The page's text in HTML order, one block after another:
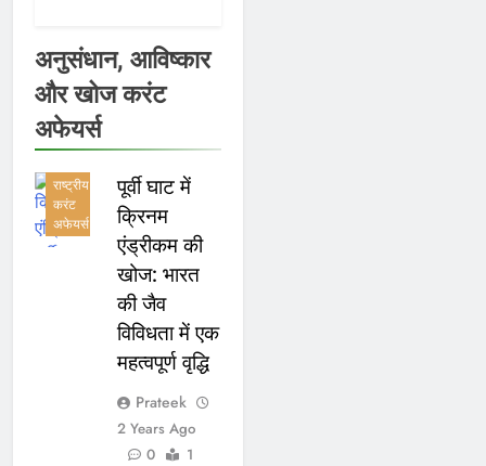
अनुसंधान, आविष्कार
और खोज करंट
अफेयर्स
अनुसंधान,
आविष्कार
और खोज
करंट
अफेयर्स
राष्ट्रीय
करंट
अफेयर्स
पूर्वी घाट में
क्रिनम
एंड्रीकम की
खोज: भारत
की जैव
विविधता में एक
महत्वपूर्ण वृद्धि
Prateek
2 Years Ago
0
1